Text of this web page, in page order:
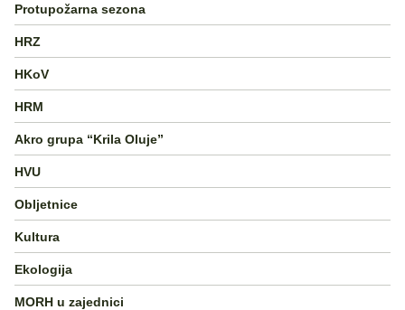
Protupožarna sezona
HRZ
HKoV
HRM
Akro grupa “Krila Oluje”
HVU
Obljetnice
Kultura
Ekologija
MORH u zajednici